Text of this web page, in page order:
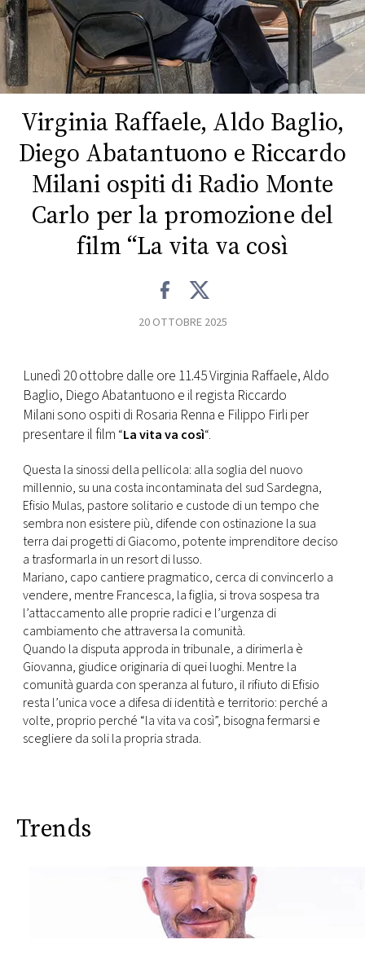
FOTO
CONCORSI
EVENTI
VIDEO
TV
CONSIGLIA
Virginia Raffaele, Aldo Baglio,
Diego Abatantuono e Riccardo
Milani ospiti di Radio Monte
Carlo per la promozione del
film “La vita va così
20 OTTOBRE 2025
Lunedì 20 ottobre dalle ore 11.45 Virginia Raffaele, Aldo
Baglio, Diego Abatantuono e il regista Riccardo
Milani sono ospiti di Rosaria Renna e Filippo Firli per
presentare il film “La vita va così“.
Questa la sinossi della pellicola: alla soglia del nuovo
millennio, su una costa incontaminata del sud Sardegna,
Efisio Mulas, pastore solitario e custode di un tempo che
sembra non esistere più, difende con ostinazione la sua
terra dai progetti di Giacomo, potente imprenditore deciso
a trasformarla in un resort di lusso.
Mariano, capo cantiere pragmatico, cerca di convincerlo a
vendere, mentre Francesca, la figlia, si trova sospesa tra
l’attaccamento alle proprie radici e l’urgenza di
cambiamento che attraversa la comunità.
Quando la disputa approda in tribunale, a dirimerla è
Giovanna, giudice originaria di quei luoghi. Mentre la
comunità guarda con speranza al futuro, il rifiuto di Efisio
resta l’unica voce a difesa di identità e territorio: perché a
volte, proprio perché “la vita va così”, bisogna fermarsi e
scegliere da soli la propria strada.
Trends